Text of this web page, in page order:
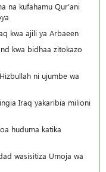
na kufahamu Qur’ani
kwa ajili ya Arbaeen
kwa bidhaa zitokazo
ni ujumbe wa
Iraq yakaribia milioni
huduma katika
wasisitiza Umoja wa